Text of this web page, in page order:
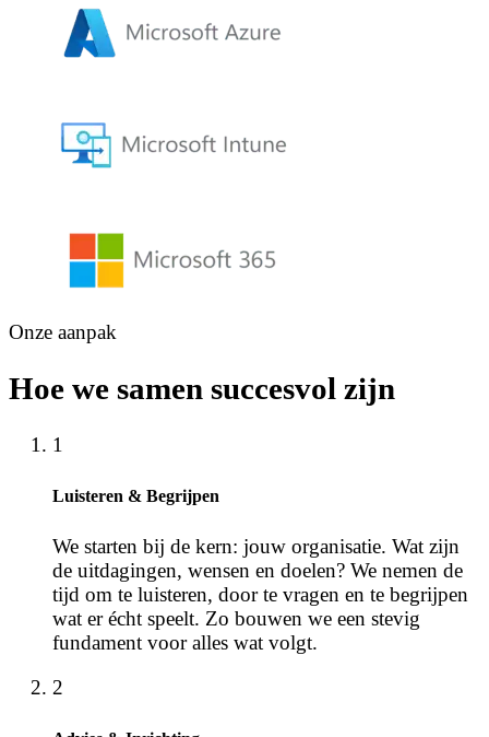
Onze aanpak
Hoe we samen succesvol zijn
1
Luisteren & Begrijpen
We starten bij de kern: jouw organisatie. Wat zijn
de uitdagingen, wensen en doelen? We nemen de
tijd om te luisteren, door te vragen en te begrijpen
wat er écht speelt. Zo bouwen we een stevig
fundament voor alles wat volgt.
2